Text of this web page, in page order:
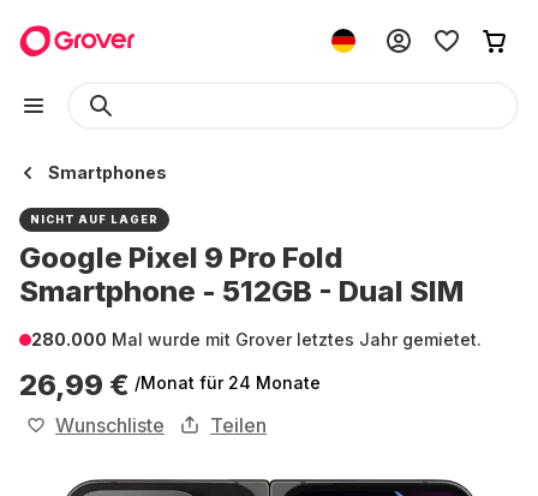
Smartphones
NICHT AUF LAGER
Google Pixel 9 Pro Fold
Smartphone - 512GB - Dual SIM
280.000 Mal wurde mit Grover letztes Jahr gemietet.
26,99 € /Monat für 24 Monate
Wunschliste Teilen